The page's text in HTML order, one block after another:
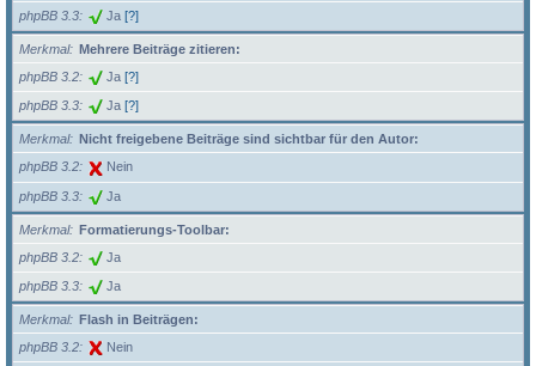
phpBB 3.3 Ja [?]
Merkmal
Mehrere Beiträge zitieren:
phpBB 3.2
Ja [?]
phpBB 3.3 Ja [?]
Merkmal
Nicht freigebene Beiträge sind sichtbar für den Autor:
phpBB 3.2
Nein
phpBB 3.3 Ja
Merkmal
Formatierungs-Toolbar:
phpBB 3.2
Ja
phpBB 3.3 Ja
Merkmal
Flash in Beiträgen:
phpBB 3.2
Nein